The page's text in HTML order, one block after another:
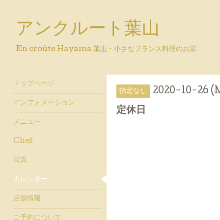
アンクルート葉山
En croûte Hayama 葉山・小さなフランス料理のお店
指定なし 2020-10-26
定休日
トップページ
インフォメーション
メニュー
Chef
写真
カレンダー
店舗情報
ご予約について